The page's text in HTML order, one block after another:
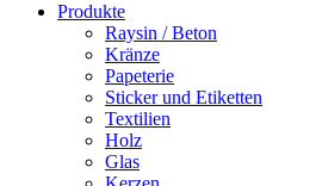
Produkte
Raysin / Beton
Kränze
Papeterie
Sticker und Etiketten
Textilien
Holz
Glas